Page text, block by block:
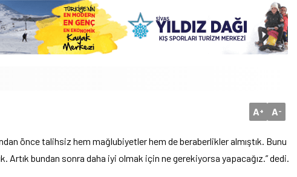
A+ A-
önce talihsiz hem mağlubiyetler hem de beraberlikler almıştık. Bunu
Artık bundan sonra daha iyi olmak için ne gerekiyorsa yapacağız.” dedi.